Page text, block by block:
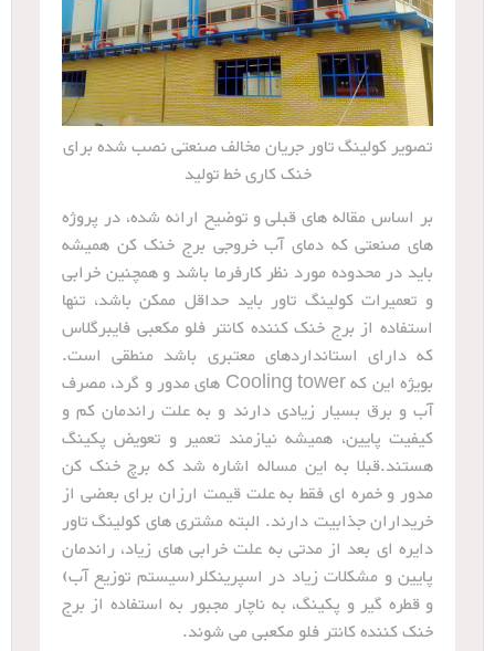
تصویر کولینگ تاور جریان مخالف صنعتی نصب شده برای
خنک کاری خط تولید
بر اساس مقاله های قبلی و توضیح ارائه شده، در پروژه
های صنعتی که دمای آب خروجی برج خنک کن همیشه
باید در محدوده مورد نظر کارفرما باشد و همچنین خرابی
و تعمیرات کولینگ تاور باید حداقل ممکن باشد، تنها
استفاده از برج خنک کننده کانتر فلو مکعبی فایبرگلاس
که دارای استانداردهای معتبری باشد منطقی است.
بویژه این که Cooling tower های مدور و گرد، مصرف
آب و برق بسیار زیادی دارند و به علت راندمان کم و
کیفیت پایین، همیشه نیازمند تعمیر و تعویض پکینگ
هستند.قبلا به این مساله اشاره شد که برچ خنک کن
مدور و خمره ای فقط به علت قیمت ارزان برای بعضی از
خریداران جذابیت دارند. البته مشتری های کولینگ تاور
دایره ای بعد از مدتی به علت خرابی های زیاد، راندمان
پایین و مشکلات زیاد در اسپرینکلر(سیستم توزیع آب)
و قطره گیر و پکینگ، به ناچار مجبور به استفاده از برج
خنک کننده کانتر فلو مکعبی می شوند.